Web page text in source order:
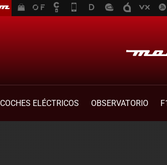
COCHES ELÉCTRICOS OBSERVATORIO